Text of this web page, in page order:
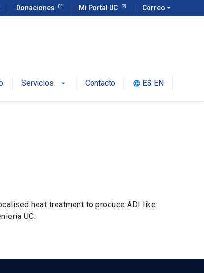
Donaciones Mi Portal UC Correo arrow_drop_down
Servicios Contacto language ES EN
heat treatment to produce ADI like
UC.